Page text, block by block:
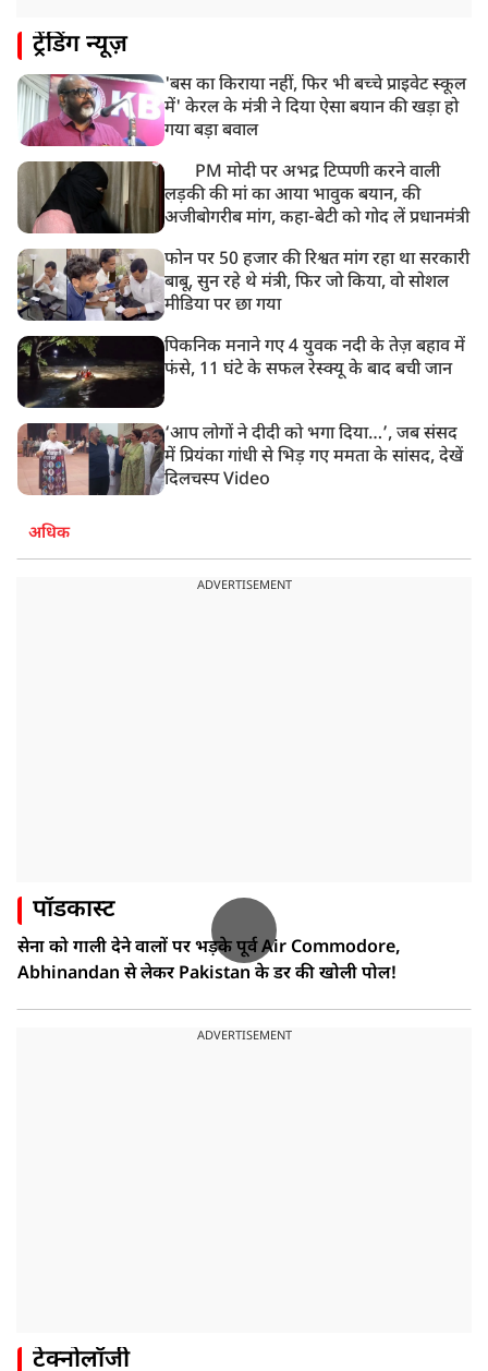
ट्रेंडिंग न्यूज़
'बस का किराया नहीं, फिर भी बच्चे प्राइवेट स्कूल
में' केरल के मंत्री ने दिया ऐसा बयान की खड़ा हो
गया बड़ा बवाल
PM मोदी पर अभद्र टिप्पणी करने वाली
लड़की की मां का आया भावुक बयान, की
अजीबोगरीब मांग, कहा-बेटी को गोद लें प्रधानमंत्री
फोन पर 50 हजार की रिश्वत मांग रहा था सरकारी
बाबू, सुन रहे थे मंत्री, फिर जो किया, वो सोशल
मीडिया पर छा गया
पिकनिक मनाने गए 4 युवक नदी के तेज़ बहाव में
फंसे, 11 घंटे के सफल रेस्क्यू के बाद बची जान
‘आप लोगों ने दीदी को भगा दिया…’, जब संसद
में प्रियंका गांधी से भिड़ गए ममता के सांसद, देखें
दिलचस्प Video
अधिक
ADVERTISEMENT
पॉडकास्ट
सेना को गाली देने वालों पर भड़के पूर्व Air Commodore,
Abhinandan से लेकर Pakistan के डर की खोली पोल!
ADVERTISEMENT
टेक्नोलॉजी